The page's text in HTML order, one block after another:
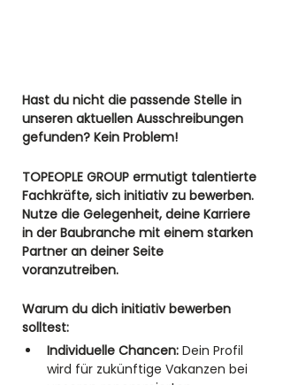
Hast du nicht die passende Stelle in
unseren aktuellen Ausschreibungen
gefunden? Kein Problem!
TOPEOPLE GROUP ermutigt talentierte
Fachkräfte, sich initiativ zu bewerben.
Nutze die Gelegenheit, deine Karriere
in der Baubranche mit einem starken
Partner an deiner Seite
voranzutreiben.
Warum du dich initiativ bewerben
solltest:
Individuelle Chancen: Dein Profil
wird für zukünftige Vakanzen bei